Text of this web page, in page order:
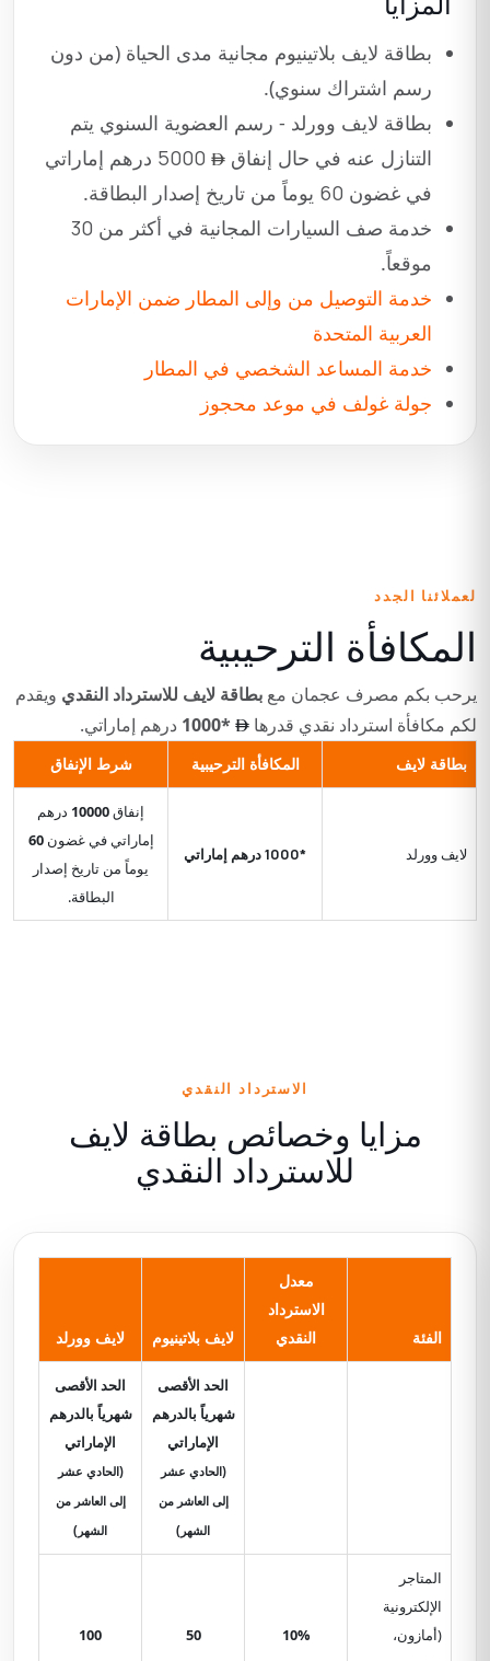
بطاقة لايف بلاتينيوم مجانية مدى الحياة (من دون
رسم اشتراك سنوي).
بطاقة لايف وورلد - رسم العضوية السنوي يتم
التنازل عنه في حال إنفاق
5000 درهم إماراتي
في غضون 60 يوماً من تاريخ إصدار البطاقة.
خدمة صف السيارات المجانية في أكثر من 30
موقعاً.
خدمة التوصيل من وإلى المطار ضمن الإمارات
العربية المتحدة
خدمة المساعد الشخصي في المطار
جولة غولف في موعد محجوز
لعملائنا الجدد
المكافأة الترحيبية
يرحب بكم مصرف عجمان مع بطاقة لايف للاسترداد النقدي ويقدم
لكم مكافأة استرداد نقدي قدرها
1000* درهم إماراتي.
بطاقة لايف المكافأة الترحيبية شرط الإنفاق
لايف وورلد 1000*درهم إماراتي
إنفاق10000 درهم
إماراتي في غضون60
يوماً من تاريخ إصدار
البطاقة.
الاسترداد النقدي
مزايا وخصائص بطاقة لايف
للاسترداد النقدي
الفئة
معدل
الاسترداد
النقدي
لايف بلاتينيوم لايف وورلد
الحد الأقصى
شهرياً بالدرهم
الإماراتي
(الحادي عشر
إلى العاشر من
الشهر)
الحد الأقصى
شهرياً بالدرهم
الإماراتي
(الحادي عشر
إلى العاشر من
الشهر)
المتاجر
الإلكترونية
(أمازون،
10%
50
100